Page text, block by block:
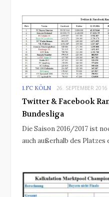
1.FC KÖLN 26. SEPTEMBER 2016
Twitter & Facebook
Bundesliga
Die Saison 2016/2017 ist
auch außerhalb des